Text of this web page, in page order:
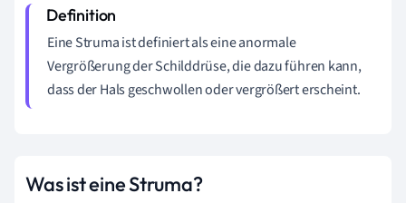
Eine Struma ist definiert als eine anormale
Vergrößerung der Schilddrüse, die dazu führen kann,
dass der Hals geschwollen oder vergrößert erscheint.
Was ist eine Struma?